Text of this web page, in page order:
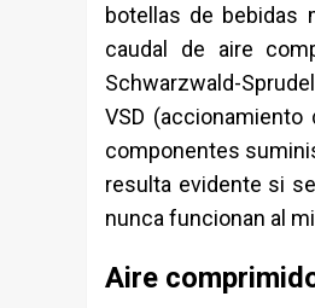
botellas de bebidas
caudal de aire
Schwarzwald-
VSD
componentes
resulta evidente si
nunca funcionan al
Aire